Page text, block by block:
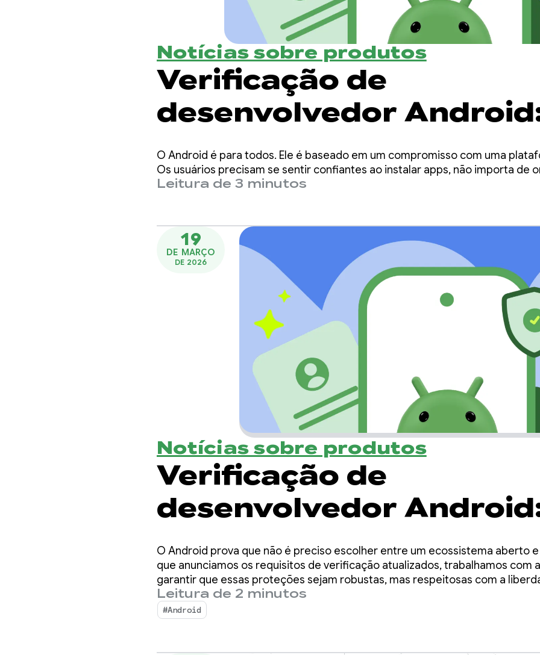
Notícias sobre produtos
Verificação de
desenvolvedor
lançamento para todos
desenvolvedores no
Developer Console
O Android é para todos. Ele é baseado em um compromisso com uma
Os usuários precisam se sentir confiantes ao instalar apps, não importa de
Leitura de 3 minutos
19
DE MARÇO
DE 2026
Notícias sobre produtos
Verificação de
desenvolvedor
equilibrando abertura e
escolha com segurança
O Android prova que não é preciso escolher entre um ecossistema aberto
que anunciamos os requisitos de verificação atualizados, trabalhamos com
garantir que essas proteções sejam robustas, mas respeitosas com a
Leitura de 2 minutos
#Android